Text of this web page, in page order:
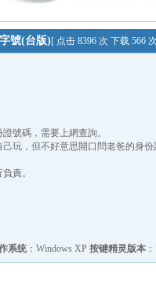
號(台版)[ 点击 8396 次 下载 566
號碼，需要上網查詢。
玩，但不好意思開口問老爸的身
責。
系统 ：Windows XP 按键精灵版本